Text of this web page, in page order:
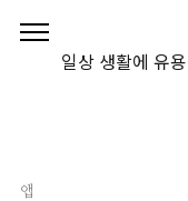
일상 생활에 유
앱